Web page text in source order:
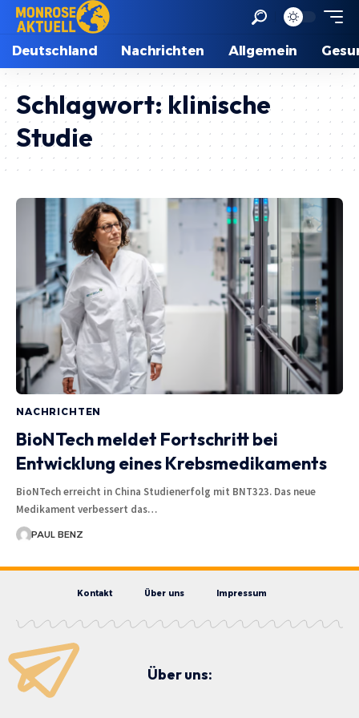
Deutschland Nachrichten Allgemein
Schlagwort: klinische
Studie
NACHRICHTEN
BioNTech meldet Fortschritt bei
Entwicklung eines Krebsmedikaments
BioNTech erreicht in China Studienerfolg mit BNT323. Das neue
Medikament verbessert das…
PAUL BENZ
Kontakt Über uns Impressum
Über uns: